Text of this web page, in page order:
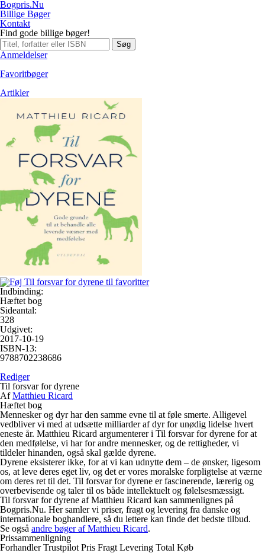
Bogpris.Nu
Billige Bøger
Kontakt
Find gode billige bøger!
Søg
Anmeldelser
Favoritbøger
Artikler
Indbinding:
Hæftet bog
Sideantal:
328
Udgivet:
2017-10-19
ISBN-13:
9788702238686
Rediger
Til forsvar for dyrene
AfMatthieu Ricard
Hæftet bog
Mennesker og dyr har den samme evne til at føle smerte. Alligevel
vedbliver vi med at udsætte milliarder af dyr for unødig lidelse hvert
eneste år. Matthieu Ricard argumenterer i Til forsvar for dyrene for at
den medfølelse, vi har for andre mennesker, og de rettigheder, vi
tildeler hinanden, også skal gælde dyrene.
Dyrene eksisterer ikke, for at vi kan udnytte dem – de ønsker, ligesom
os, at leve deres eget liv, og det er vores moralske forpligtelse at værne
om deres ret til det. Til forsvar for dyrene er fascinerende, lærerig og
overbevisende og taler til os både intellektuelt og følelsesmæssigt.
Til forsvar for dyrene af Matthieu Ricard kan sammenlignes på
Bogpris.Nu. Her samler vi priser, fragt og levering fra danske og
internationale boghandlere, så du lettere kan finde det bedste tilbud.
Se også andre bøger af Matthieu Ricard.
Prissammenligning
Forhandler Trustpilot Pris Fragt Levering Total Køb